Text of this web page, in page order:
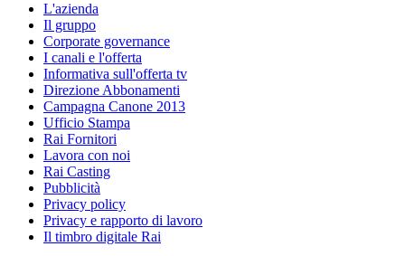
L'azienda
Il gruppo
Corporate governance
I canali e l'offerta
Informativa sull'offerta tv
Direzione Abbonamenti
Campagna Canone 2013
Ufficio Stampa
Rai Fornitori
Lavora con noi
Rai Casting
Pubblicità
Privacy policy
Privacy e rapporto di lavoro
Il timbro digitale Rai